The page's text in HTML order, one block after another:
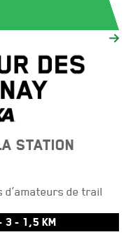
STATION
d’amateurs de trail
3 - 1,5 KM